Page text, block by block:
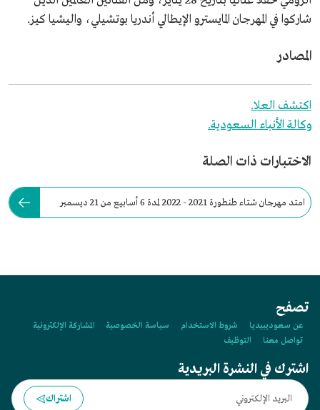
شاركوا في المهرجان المايسترو الإيطالي أندريا بوتشيلي، واليشيا كيز.
المصادر
اكتشف العلا.
وكالة الأنباء السعودية.
الاختبارات ذات الصلة
امتد مهرجان شتاء طنطورة 2021 - 2022 لمدة 6 أسابيع من 21 ديسمبر
تصفح
عن سعوديبيديا شروط الاستخدام سياسة الخصوصية
المشاركة الإلكترونية
تواصل معنا
التوظيف
اشترك في النشرة البريدية
اشتراك